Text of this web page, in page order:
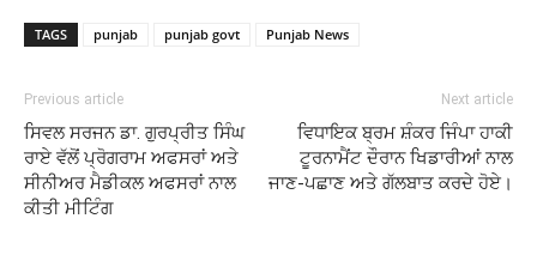
TAGS punjab punjab govt Punjab News
Previous article
ਸਿਵਲ ਸਰਜਨ ਡਾ. ਗੁਰਪ੍ਰੀਤ ਸਿੰਘ
ਰਾਏ ਵੱਲੋਂ ਪ੍ਰੋਗਰਾਮ ਅਫਸਰਾਂ ਅਤੇ
ਸੀਨੀਅਰ ਮੈਡੀਕਲ ਅਫਸਰਾਂ ਨਾਲ
ਕੀਤੀ ਮੀਟਿੰਗ
Next article
ਵਿਧਾਇਕ ਬ੍ਰਮ ਸ਼ੰਕਰ ਜਿੰਪਾ ਹਾਕੀ
ਟੂਰਨਾਮੈਂਟ ਦੌਰਾਨ ਖਿਡਾਰੀਆਂ ਨਾਲ
ਜਾਣ-ਪਛਾਣ ਅਤੇ ਗੱਲਬਾਤ ਕਰਦੇ ਹੋਏ।